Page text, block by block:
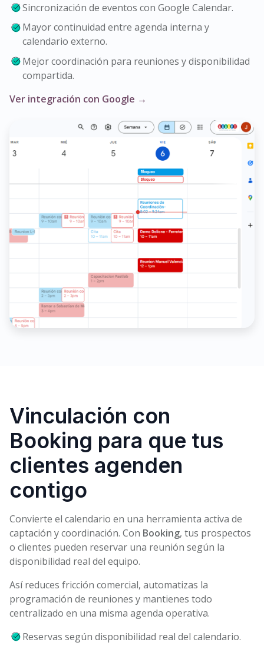
Sincronización de eventos con Google Calendar.
Mayor continuidad entre agenda interna y
calendario externo.
Mejor coordinación para reuniones y disponibilidad
compartida.
Ver integración con Google →
Vinculación con
Booking para que tus
clientes agenden
contigo
Convierte el calendario en una herramienta activa de
captación y coordinación. Con Booking, tus prospectos
o clientes pueden reservar una reunión según la
disponibilidad real del equipo.
Así reduces fricción comercial, automatizas la
programación de reuniones y mantienes todo
centralizado en una misma agenda operativa.
Reservas según disponibilidad real del calendario.